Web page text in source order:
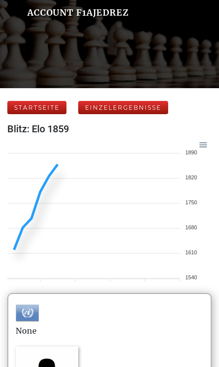
ACCOUNT F1AJEDREZ
STARTSEITE EINZELERGEBNISSE
Blitz: Elo 1859
1890
1820
1750
1680
1610
1540
None